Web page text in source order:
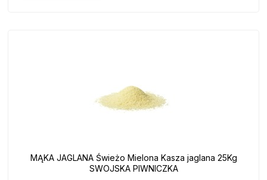
MĄKA JAGLANA Świeżo Mielona Kasza jaglana 25Kg
SWOJSKA PIWNICZKA